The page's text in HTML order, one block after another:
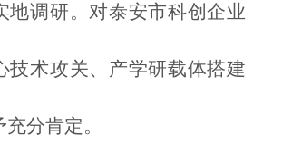
地调研。对泰安市科创企业
技术攻关、产学研载体搭建
分肯定。